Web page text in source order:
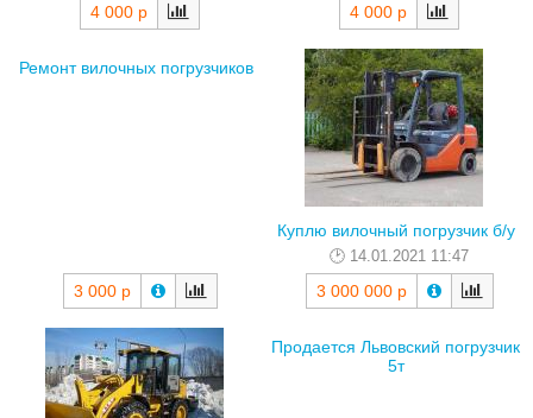
4 000 р 4 000 р
Ремонт вилочных погрузчиков
3 000 р
Куплю вилочный погрузчик б/у
14.01.2021 11:47
3 000 000 р
Продается Львовский погрузчик
5т